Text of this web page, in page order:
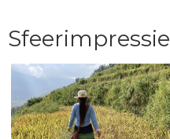
Sfeerimpressie